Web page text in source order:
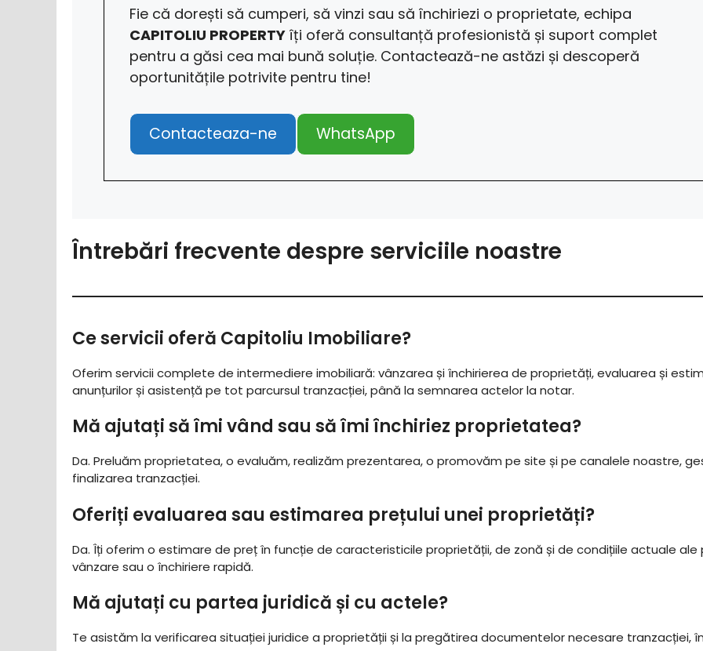
Fie că dorești să cumperi, să vinzi sau să închiriezi o proprietate, echipa
CAPITOLIU PROPERTY îți oferă consultanță profesionistă și suport complet
pentru a găsi cea mai bună soluție. Contactează-ne astăzi și descoperă
oportunitățile potrivite pentru tine!
Contacteaza-ne WhatsApp
Întrebări frecvente despre serviciile noastre
Ce servicii oferă Capitoliu Imobiliare?
Oferim servicii complete de intermediere imobiliară: vânzarea și închirierea de proprietăți, evaluarea și
anunțurilor și asistență pe tot parcursul tranzacției, până la semnarea actelor la notar.
Mă ajutați să îmi vând sau să îmi închiriez proprietatea?
Da. Preluăm proprietatea, o evaluăm, realizăm prezentarea, o promovăm pe site și pe canalele noastre,
finalizarea tranzacției.
Oferiți evaluarea sau estimarea prețului unei proprietăți?
Da. Îți oferim o estimare de preț în funcție de caracteristicile proprietății, de zonă și de condițiile actuale
vânzare sau o închiriere rapidă.
Mă ajutați cu partea juridică și cu actele?
Te asistăm la verificarea situației juridice a proprietății și la pregătirea documentelor necesare tranzacției,